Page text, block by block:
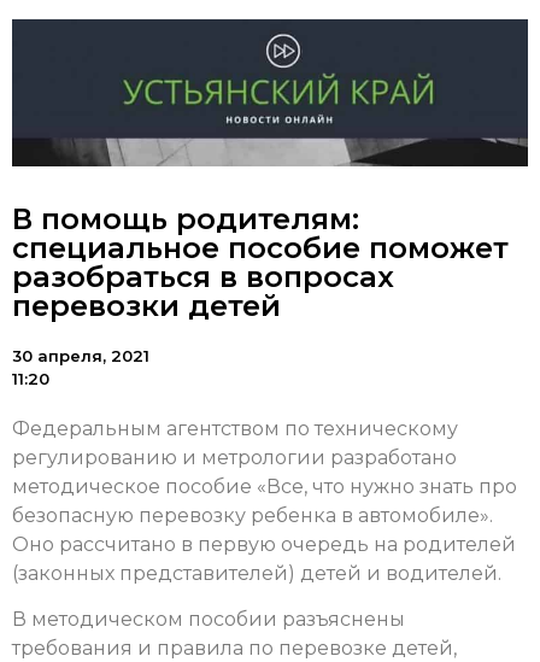
В помощь родителям:
специальное пособие поможет
разобраться в вопросах
перевозки детей
30 апреля, 2021
11:20
Федеральным агентством по техническому
регулированию и метрологии разработано
методическое пособие «Все, что нужно знать про
безопасную перевозку ребенка в автомобиле».
Оно рассчитано в первую очередь на родителей
(законных представителей) детей и водителей.
В методическом пособии разъяснены
требования и правила по перевозке детей,